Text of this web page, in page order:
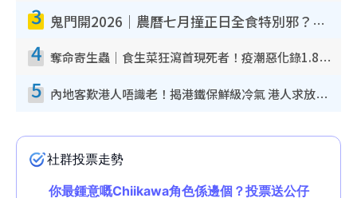
3 鬼門開2026｜農曆七月撞正日全食特別邪？專家警告切忌做一事！揭4大禁忌+2招保平安
4 奪命寄生蟲｜食生菜狂瀉首現死者！疫潮惡化錄1.8萬宗病例 揭洗菜3大謬誤
5 內地客歎港人唔識老！揭港鐵保鮮級冷氣 港人求放過：咪投訴